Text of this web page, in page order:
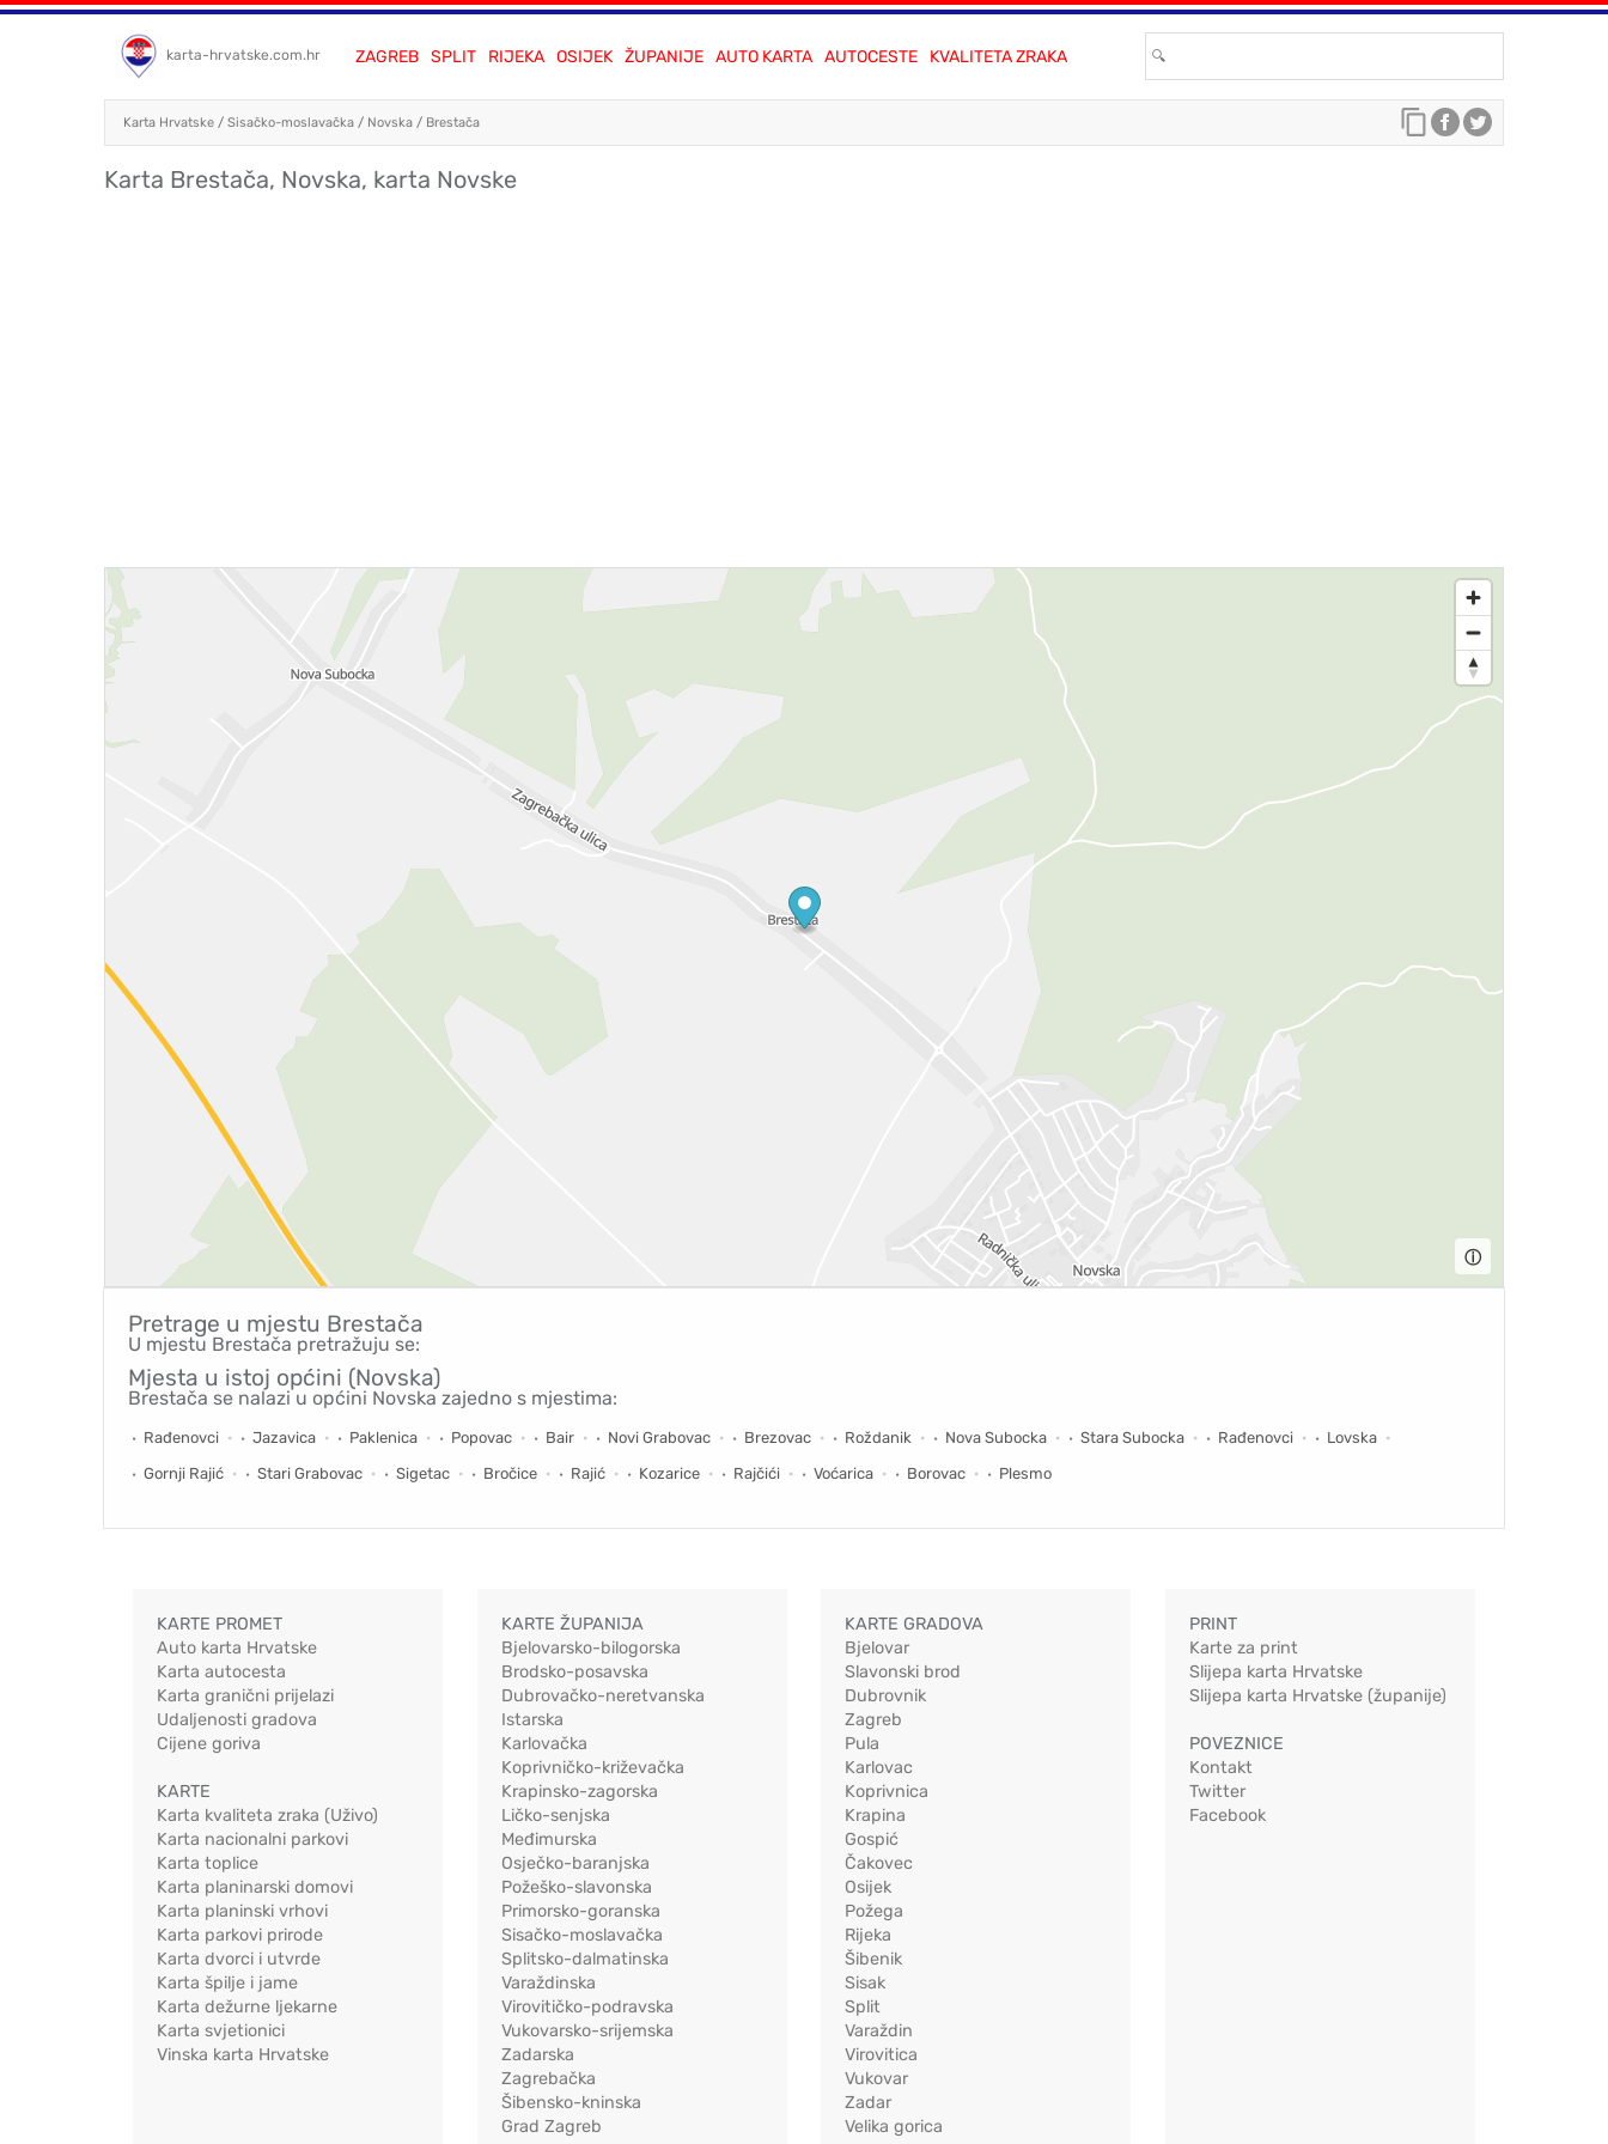
karta-hrvatske.com.hr ZAGREB SPLIT RIJEKA OSIJEK ŽUPANIJE AUTO KARTA AUTOCESTE KVALITETA ZRAKA
Karta Hrvatske / Sisačko-moslavačka / Novska / Brestača
Karta Brestača, Novska, karta Novske
ⓘ
Pretrage u mjestu Brestača
U mjestu Brestača pretražuju se:
Mjesta u istoj općini (Novska)
Brestača se nalazi u općini Novska zajedno s mjestima:
Rađenovci Jazavica Paklenica Popovac Bair Novi Grabovac Brezovac Roždanik Nova Subocka Stara Subocka Rađenovci
Lovska
Gornji Rajić
Stari Grabovac Sigetac Bročice Rajić Kozarice Rajčići Voćarica Borovac Plesmo
KARTE PROMET
Auto karta Hrvatske
Karta autocesta
Karta granični prijelazi
Udaljenosti gradova
Cijene goriva
KARTE
Karta kvaliteta zraka (Uživo)
Karta nacionalni parkovi
Karta toplice
Karta planinarski domovi
Karta planinski vrhovi
Karta parkovi prirode
Karta dvorci i utvrde
Karta špilje i jame
Karta dežurne ljekarne
Karta svjetionici
Vinska karta Hrvatske
KARTE ŽUPANIJA
Bjelovarsko-bilogorska
Brodsko-posavska
Dubrovačko-neretvanska
Istarska
Karlovačka
Koprivničko-križevačka
Krapinsko-zagorska
Ličko-senjska
Međimurska
Osječko-baranjska
Požeško-slavonska
Primorsko-goranska
Sisačko-moslavačka
Splitsko-dalmatinska
Varaždinska
Virovitičko-podravska
Vukovarsko-srijemska
Zadarska
Zagrebačka
Šibensko-kninska
Grad Zagreb
KARTE GRADOVA
Bjelovar
Slavonski brod
Dubrovnik
Zagreb
Pula
Karlovac
Koprivnica
Krapina
Gospić
Čakovec
Osijek
Požega
Rijeka
Šibenik
Sisak
Split
Varaždin
Virovitica
Vukovar
Zadar
Velika gorica
PRINT
Karte za print
Slijepa karta Hrvatske
Slijepa karta Hrvatske (županije)
POVEZNICE
Kontakt
Twitter
Facebook